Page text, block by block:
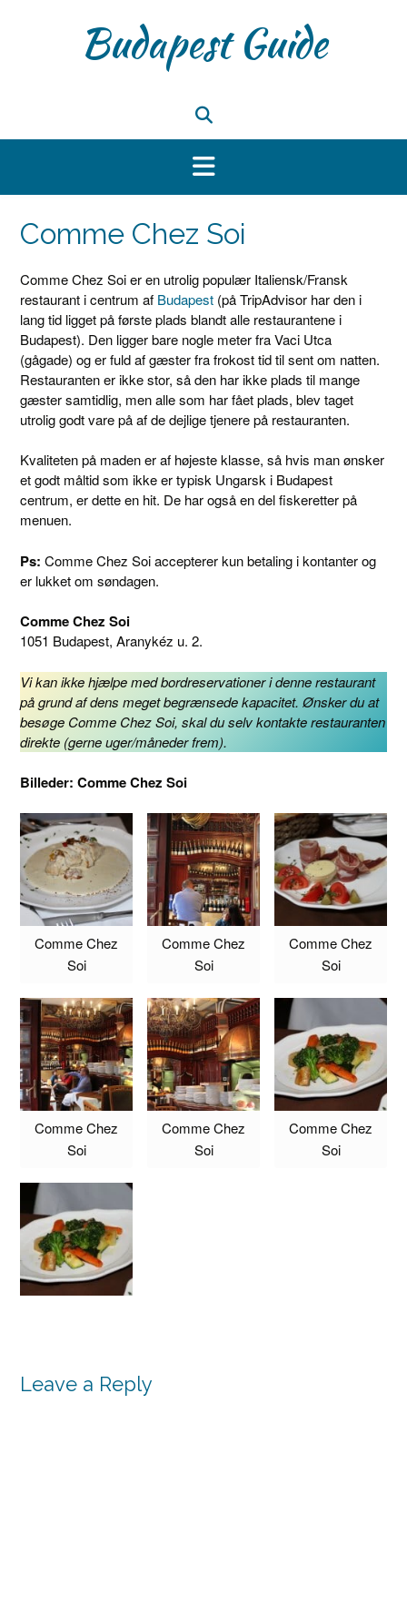
Budapest Guide
Comme Chez Soi
Comme Chez Soi er en utrolig populær Italiensk/Fransk
restaurant i centrum af Budapest (på TripAdvisor har den i
lang tid ligget på første plads blandt alle restaurantene i
Budapest). Den ligger bare nogle meter fra Vaci Utca
(gågade) og er fuld af gæster fra frokost tid til sent om natten.
Restauranten er ikke stor, så den har ikke plads til mange
gæster samtidlig, men alle som har fået plads, blev taget
utrolig godt vare på af de dejlige tjenere på restauranten.
Kvaliteten på maden er af højeste klasse, så hvis man ønsker
et godt måltid som ikke er typisk Ungarsk i Budapest
centrum, er dette en hit. De har også en del fiskeretter på
menuen.
Ps: Comme Chez Soi accepterer kun betaling i kontanter og
er lukket om søndagen.
Comme Chez Soi
1051 Budapest, Aranykéz u. 2.
Vi kan ikke hjælpe med bordreservationer i denne restaurant
på grund af dens meget begrænsede kapacitet. Ønsker du at
besøge Comme Chez Soi, skal du selv kontakte restauranten
direkte (gerne uger/måneder frem).
Billeder: Comme Chez Soi
Comme Chez
Soi
Comme Chez
Soi
Comme Chez
Soi
Comme Chez
Soi
Comme Chez
Soi
Comme Chez
Soi
Leave a Reply